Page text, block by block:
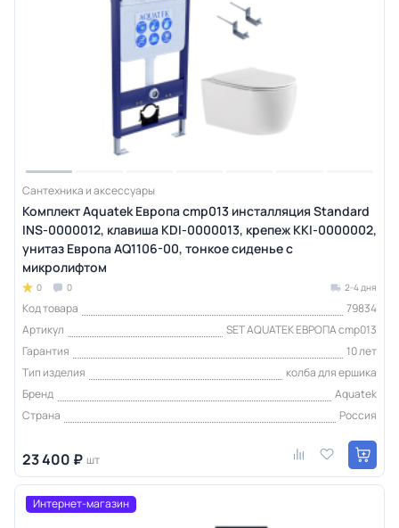
Сантехника и аксессуары
Комплект Aquatek Европа cmp013 инсталляция Standard
INS-0000012, клавиша KDI-0000013, крепеж KKI-0000002,
унитаз Европа AQ1106-00, тонкое сиденье с
микролифтом
0 0 2-4 дня
Код товара
79834
Артикул
SET AQUATEK ЕВРОПА cmp013
Гарантия
10 лет
Тип изделия
колба для ершика
Бренд
Aquatek
Страна
Россия
23 400 ₽ шт
Интернет-магазин